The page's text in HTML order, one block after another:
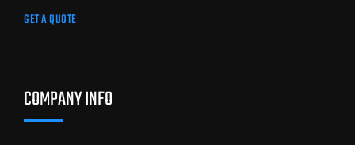
GET A QUOTE
COMPANY INFO